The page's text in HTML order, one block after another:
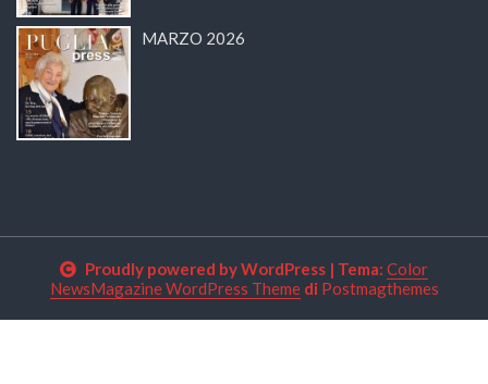
MARZO 2026
Proudly powered by WordPress | Tema: Color
NewsMagazine WordPress Themedi Postmagthemes